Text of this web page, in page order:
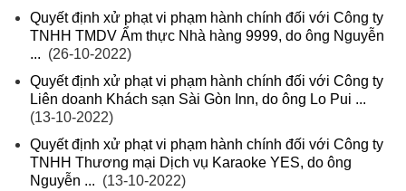
Quyết định xử phạt vi phạm hành chính đối với Công ty
TNHH TMDV Ẩm thực Nhà hàng 9999, do ông Nguyễn
... (26-10-2022)
Quyết định xử phạt vi phạm hành chính đối với Công ty
Liên doanh Khách sạn Sài Gòn Inn, do ông Lo Pui ...
(13-10-2022)
Quyết định xử phạt vi phạm hành chính đối với Công ty
TNHH Thương mại Dịch vụ Karaoke YES, do ông
Nguyễn ... (13-10-2022)